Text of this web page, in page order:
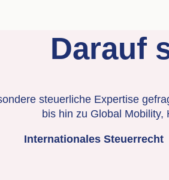
Darauf
steuerliche Expertise
bis hin zu Global
Internationales Steuerrecht